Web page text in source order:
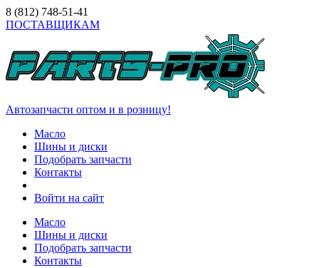
8 (812) 748-51-41
ПОСТАВЩИКАМ
Автозапчасти оптом и в розницу!
Масло
Шины и диски
Подобрать запчасти
Контакты
Войти на сайт
Масло
Шины и диски
Подобрать запчасти
Контакты